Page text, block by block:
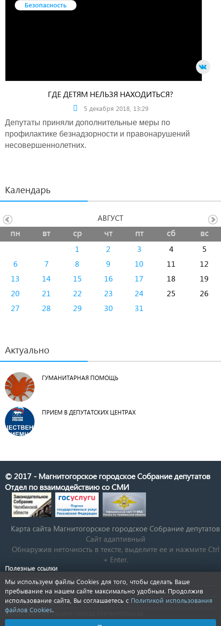
Безопасность
ГДЕ ДЕТЯМ НЕЛЬЗЯ НАХОДИТЬСЯ?
5 декабря 2018, 13:29
Депутаты приняли дополнительные меры по
профилактике безнадзорности и правонарушений
несовершеннолетних.
Календарь
пн вт ср чт пт сб вс
1 2 3 4
5
6
7 8 9 10 11
12
13
14 15 16 17 18
19
20
21 22 23 24 25
26
27
28 29 30 31
АВГУСТ
Актуально
ГУМАНИТАРНАЯ ПОМОЩЬ
ПРИЕМ В ДЕПУТАТСКИХ ЦЕНТРАХ
© 2017 - Магнитогорское городское Собрание депутатов
Отдел по взаимодействию со СМИ
Карта сайта Магнитогорское городское Cобрание депутатов
Сайт адаптивный
Обнаружив неточность в тексте, выделите ее и нажмите Ctrl
+ Enter.
Полезные ссылки
Государственная Дума РФ
Губернатор Челябинской области
КСП Магнитогорска
Общественная палата города Магнитогорска
Новости Челябинской области
Мы используем файлы Cookies для того, чтобы сделать Ваше
пребывание на нашем сайте максимально удобным. Продолжив
использование сайта, Вы соглашаетесь с Политикой использования
файлов Cookies.